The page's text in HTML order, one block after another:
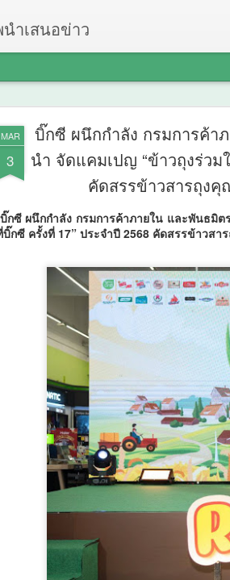
MAR
3
บิ๊กซี ผนึกกำลัง กรมการค้
นำ จัดแคมเปญ “ข้าวถุงร่วม
คัดสรรข้าวสารถุง
บิ๊กซี ผนึกกำลัง กรมการค้าภายใน และพันธมิ
บิ๊กซี ครั้งที่ 17” ประจำปี 2568 คัดสรรข้าวส
ำเสนอข่าว